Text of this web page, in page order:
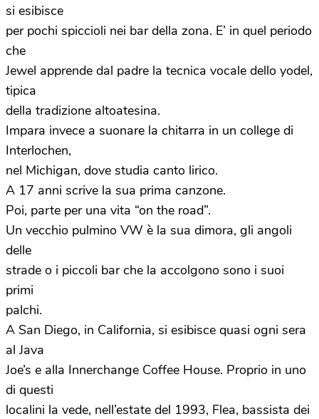
si esibisce
per pochi spiccioli nei bar della zona. E’ in quel periodo
che
Jewel apprende dal padre la tecnica vocale dello yodel,
tipica
della tradizione altoatesina.
Impara invece a suonare la chitarra in un college di
Interlochen,
nel Michigan, dove studia canto lirico.
A 17 anni scrive la sua prima canzone.
Poi, parte per una vita “on the road”.
Un vecchio pulmino VW è la sua dimora, gli angoli
delle
strade o i piccoli bar che la accolgono sono i suoi
primi
palchi.
A San Diego, in California, si esibisce quasi ogni sera
al Java
Joe’s e alla Innerchange Coffee House. Proprio in uno
di questi
localini la vede, nell’estate del 1993, Flea, bassista dei